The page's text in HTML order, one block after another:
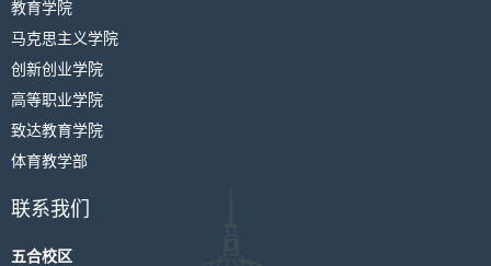
教育学院
马克思主义学院
创新创业学院
高等职业学院
致达教育学院
体育教学部
联系我们
五合校区